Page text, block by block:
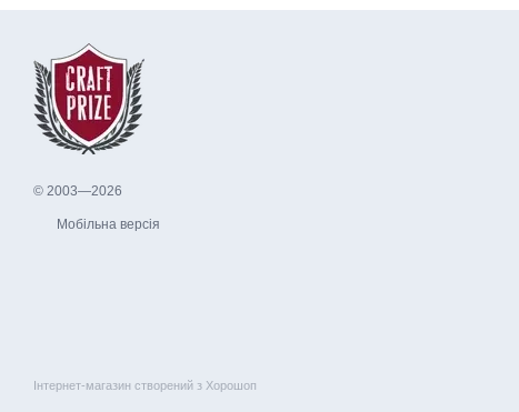
© 2003—2026
Мобільна версія
Інтернет-магазин створений з Хорошоп